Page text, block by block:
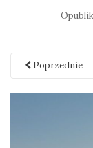
Poprzednie